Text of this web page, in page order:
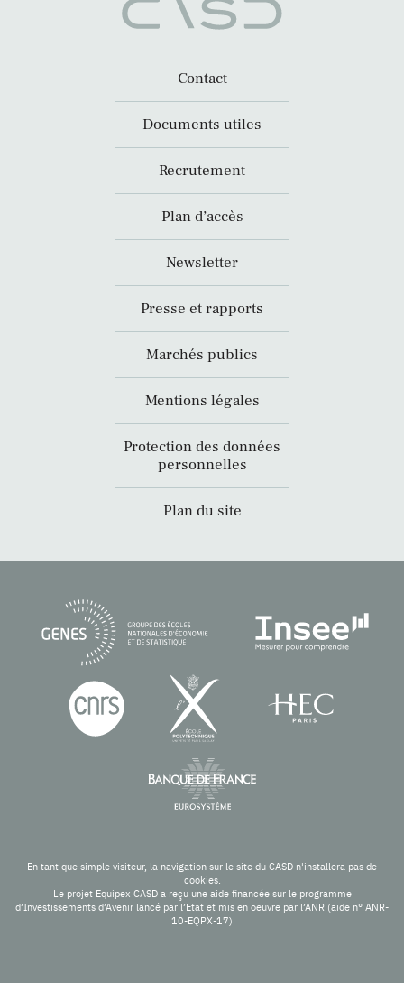
Contact
Documents utiles
Recrutement
Plan d’accès
Newsletter
Presse et rapports
Marchés publics
Mentions légales
Protection des données
personnelles
Plan du site
En tant que simple visiteur, la navigation sur le site du CASD n'installera pas de
cookies.
Le projet Equipex CASD a reçu une aide financée sur le programme
d’Investissements d’Avenir lancé par l’Etat et mis en oeuvre par l’ANR (aide n° ANR-
10-EQPX-17)